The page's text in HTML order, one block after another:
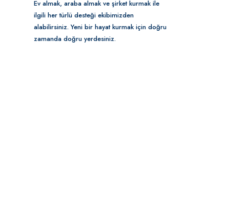
Ev almak, araba almak ve şirket kurmak ile
ilgili her türlü desteği ekibimizden
alabilirsiniz. Yeni bir hayat kurmak için doğru
zamanda doğru yerdesiniz.